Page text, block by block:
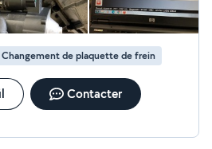
Changement de plaquette de frein
Contacter